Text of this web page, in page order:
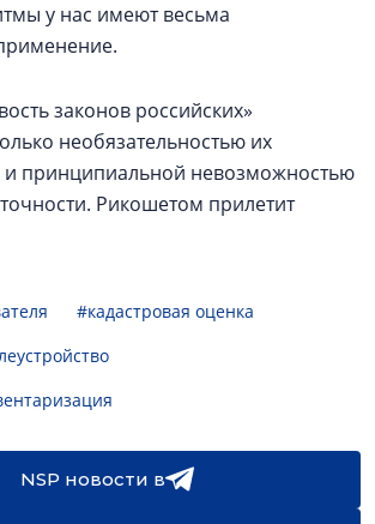
у нас имеют весьма
законов российских»
необязательностью их
и принципиальной невозможностью
Рикошетом прилетит
#кадастровая оценка
NSP новости в